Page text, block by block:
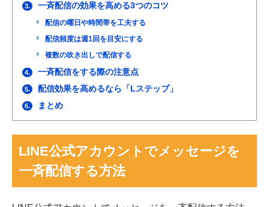
3. 一斉配信の効果を高める3つのコツ
配信の曜日や時間帯を工夫する
配信頻度は週1回を目安にする
複数の吹き出しで配信する
4. 一斉配信をする際の注意点
5. 配信効果を高めるなら「Lステップ」
6. まとめ
LINE公式アカウントでメッセージを
一斉配信する方法